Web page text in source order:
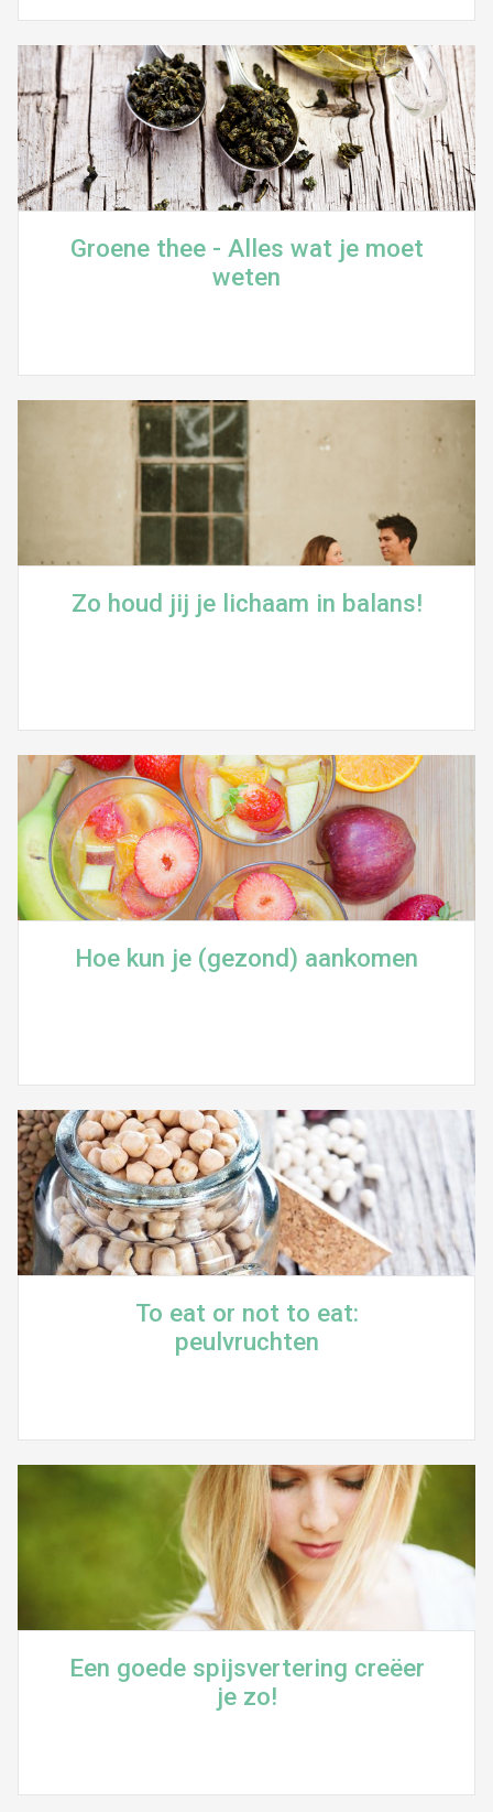
Groene thee - Alles wat je moet
weten
Zo houd jij je lichaam in balans!
Hoe kun je (gezond) aankomen
To eat or not to eat:
peulvruchten
Een goede spijsvertering creëer
je zo!